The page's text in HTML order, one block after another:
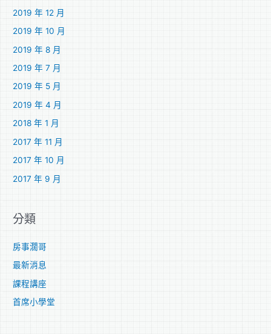
2019 年 12 月
2019 年 10 月
2019 年 8 月
2019 年 7 月
2019 年 5 月
2019 年 4 月
2018 年 1 月
2017 年 11 月
2017 年 10 月
2017 年 9 月
分類
房事濶哥
最新消息
課程講座
首席小學堂